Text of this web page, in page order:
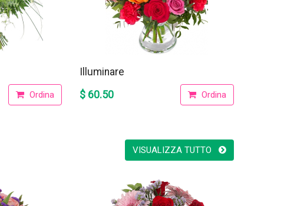
Ordina
Illuminare
$ 60.50
Ordina
VISUALIZZA TUTTO